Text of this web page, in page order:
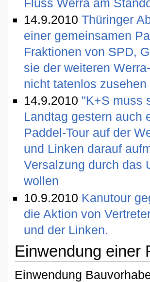
Fluss Werra am
14.9.2010 Thüringer
einer gemeinsamen
Fraktionen von SPD,
sie der weiteren
nicht tatenlos zusehen
14.9.2010 "K+S muss
Landtag gestern auch
Paddel-Tour auf der
und Linken darauf
Versalzung durch das
wollen
10.9.2010 Kanutour
die Aktion von
und der Linken.
Einwendung einer
Einwendung